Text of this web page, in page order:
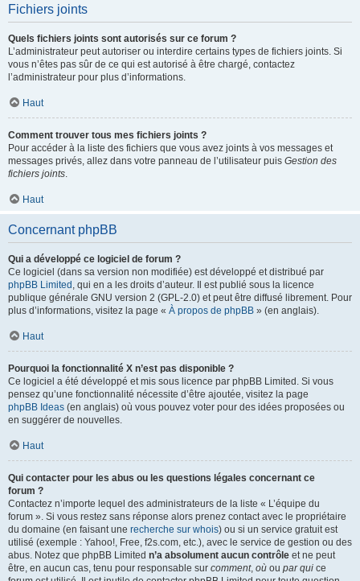
Fichiers joints
Quels fichiers joints sont autorisés sur ce forum ?
L’administrateur peut autoriser ou interdire certains types de fichiers joints. Si
vous n’êtes pas sûr de ce qui est autorisé à être chargé, contactez
l’administrateur pour plus d’informations.
Haut
Comment trouver tous mes fichiers joints ?
Pour accéder à la liste des fichiers que vous avez joints à vos messages et
messages privés, allez dans votre panneau de l’utilisateur puis Gestion des
fichiers joints.
Haut
Concernant phpBB
Qui a développé ce logiciel de forum ?
Ce logiciel (dans sa version non modifiée) est développé et distribué par
phpBB Limited , qui en a les droits d’auteur. Il est publié sous la licence
publique générale GNU version 2 (GPL-2.0) et peut être diffusé librement. Pour
plus d’informations, visitez la page « À propos de phpBB » (en anglais).
Haut
Pourquoi la fonctionnalité X n’est pas disponible ?
Ce logiciel a été développé et mis sous licence par phpBB Limited. Si vous
pensez qu’une fonctionnalité nécessite d’être ajoutée, visitez la page
phpBB Ideas (en anglais) où vous pouvez voter pour des idées proposées ou
en suggérer de nouvelles.
Haut
Qui contacter pour les abus ou les questions légales concernant ce
forum ?
Contactez n’importe lequel des administrateurs de la liste « L’équipe du
forum ». Si vous restez sans réponse alors prenez contact avec le propriétaire
du domaine (en faisant une recherche sur whois) ou si un service gratuit est
utilisé (exemple : Yahoo!, Free, f2s.com, etc.), avec le service de gestion ou des
abus. Notez que phpBB Limited n’a absolument aucun contrôle et ne peut
être, en aucun cas, tenu pour responsable sur comment, où ou par qui ce